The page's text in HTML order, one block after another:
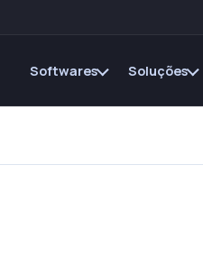
Softwares Soluções